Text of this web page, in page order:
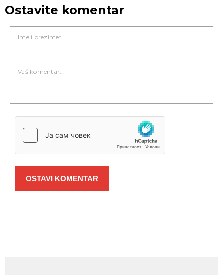
Ostavite komentar
OSTAVI KOMENTAR